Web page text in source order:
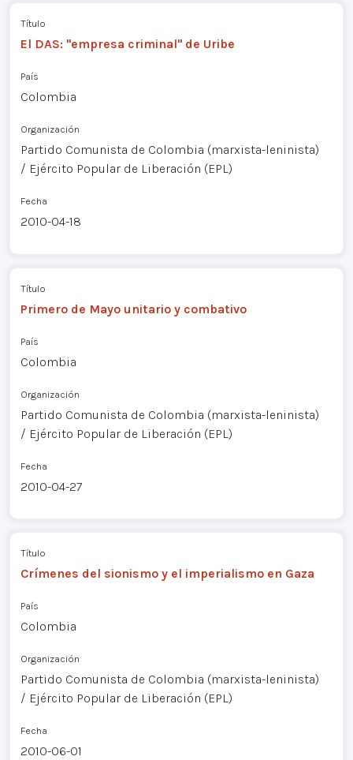
Título
El DAS: "empresa criminal" de Uribe
País
Colombia
Organización
Partido Comunista de Colombia (marxista-leninista)
/ Ejército Popular de Liberación (EPL)
Fecha
2010-04-18
Título
Primero de Mayo unitario y combativo
País
Colombia
Organización
Partido Comunista de Colombia (marxista-leninista)
/ Ejército Popular de Liberación (EPL)
Fecha
2010-04-27
Título
Crímenes del sionismo y el imperialismo en Gaza
País
Colombia
Organización
Partido Comunista de Colombia (marxista-leninista)
/ Ejército Popular de Liberación (EPL)
Fecha
2010-06-01